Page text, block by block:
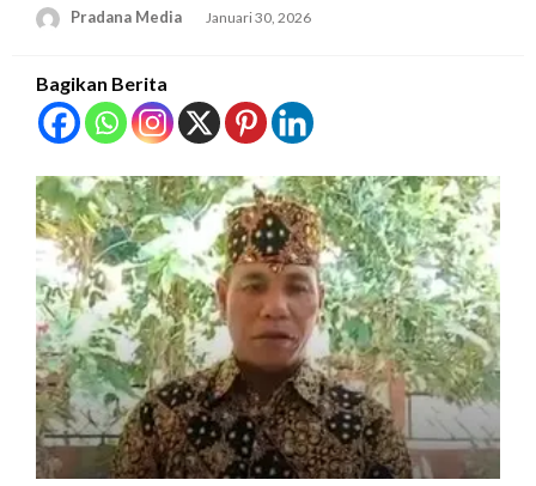
Pradana Media Januari 30, 2026
Bagikan Berita